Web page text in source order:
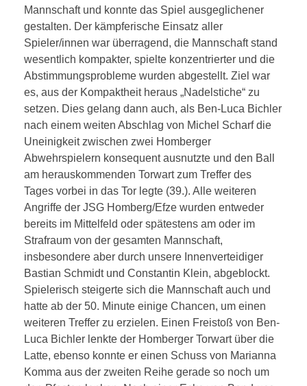
Mannschaft und konnte das Spiel ausgeglichener
gestalten. Der kämpferische Einsatz aller
Spieler/innen war überragend, die Mannschaft stand
wesentlich kompakter, spielte konzentrierter und die
Abstimmungsprobleme wurden abgestellt. Ziel war
es, aus der Kompaktheit heraus „Nadelstiche“ zu
setzen. Dies gelang dann auch, als Ben-Luca Bichler
nach einem weiten Abschlag von Michel Scharf die
Uneinigkeit zwischen zwei Homberger
Abwehrspielern konsequent ausnutzte und den Ball
am herauskommenden Torwart zum Treffer des
Tages vorbei in das Tor legte (39.). Alle weiteren
Angriffe der JSG Homberg/Efze wurden entweder
bereits im Mittelfeld oder spätestens am oder im
Strafraum von der gesamten Mannschaft,
insbesondere aber durch unsere Innenverteidiger
Bastian Schmidt und Constantin Klein, abgeblockt.
Spielerisch steigerte sich die Mannschaft auch und
hatte ab der 50. Minute einige Chancen, um einen
weiteren Treffer zu erzielen. Einen Freistoß von Ben-
Luca Bichler lenkte der Homberger Torwart über die
Latte, ebenso konnte er einen Schuss von Marianna
Komma aus der zweiten Reihe gerade so noch um